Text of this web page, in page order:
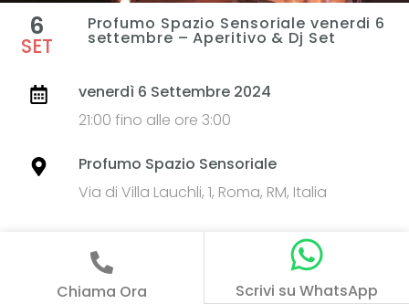
6
SET
Profumo Spazio Sensoriale venerdi 6
settembre – Aperitivo & Dj Set
venerdì 6 Settembre 2024
21:00 fino alle ore 3:00
Profumo Spazio Sensoriale
Via di Villa Lauchli, 1, Roma, RM, Italia
Chiama Ora Scrivi su WhatsApp